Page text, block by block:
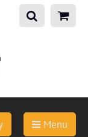
Menu